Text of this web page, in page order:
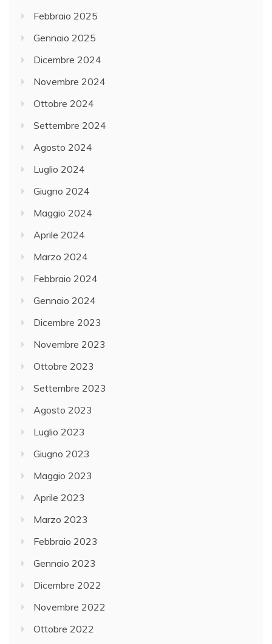
Febbraio 2025
Gennaio 2025
Dicembre 2024
Novembre 2024
Ottobre 2024
Settembre 2024
Agosto 2024
Luglio 2024
Giugno 2024
Maggio 2024
Aprile 2024
Marzo 2024
Febbraio 2024
Gennaio 2024
Dicembre 2023
Novembre 2023
Ottobre 2023
Settembre 2023
Agosto 2023
Luglio 2023
Giugno 2023
Maggio 2023
Aprile 2023
Marzo 2023
Febbraio 2023
Gennaio 2023
Dicembre 2022
Novembre 2022
Ottobre 2022